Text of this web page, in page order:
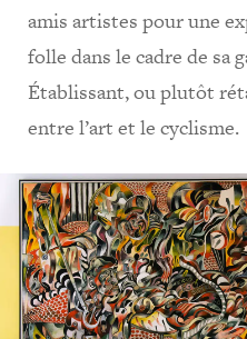
amis artistes pour une
folle dans le cadre de sa
Établissant, ou plutôt
entre l’art et le cyclisme.